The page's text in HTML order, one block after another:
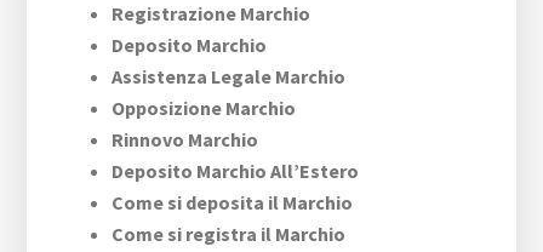
Registrazione Marchio
Deposito Marchio
Assistenza Legale Marchio
Opposizione Marchio
Rinnovo Marchio
Deposito Marchio All’Estero
Come si deposita il Marchio
Come si registra il Marchio